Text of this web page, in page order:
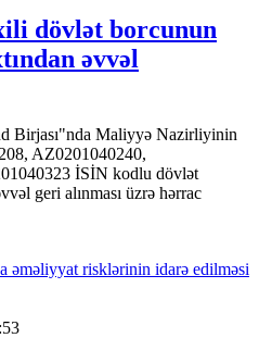
dövlət borcunun
əvvəl
Birjası"nda Maliyyə Nazirliyinin
AZ0201040240,
İSİN kodlu dövlət
geri alınması üzrə hərrac